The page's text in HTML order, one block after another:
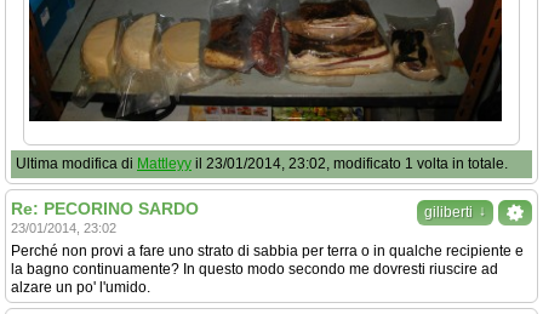
Ultima modifica di Mattleyy il 23/01/2014, 23:02, modificato 1 volta in totale.
giliberti ↓
Re: PECORINO SARDO
23/01/2014, 23:02
Perché non provi a fare uno strato di sabbia per terra o in qualche recipiente e
la bagno continuamente? In questo modo secondo me dovresti riuscire ad
alzare un po' l'umido.